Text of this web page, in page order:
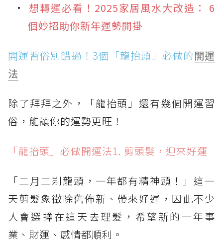
想轉運必看！2025家居風水大改造： 6
個妙招助你新年運勢開掛
開運習俗別錯過！3個「龍抬頭」必做的開運
法
除了拜拜之外，「龍抬頭」還有幾個開運習
俗，能讓你的運勢更旺！
「龍抬頭」必做開運法1. 剪頭髮，迎來好運
「二月二剃龍頭，一年都有精神頭！」這一
天剪髮象徵除舊佈新、帶來好運，因此不少
人會選擇在這天去理髮，希望新的一年事
業、財運、感情都順利。